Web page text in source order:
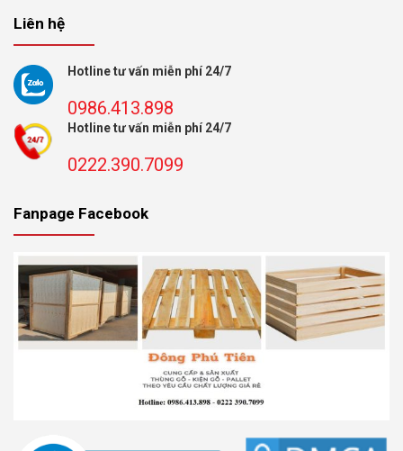
Liên hệ
Hotline tư vấn miễn phí 24/7
0986.413.898
Hotline tư vấn miễn phí 24/7
0222.390.7099
Fanpage Facebook